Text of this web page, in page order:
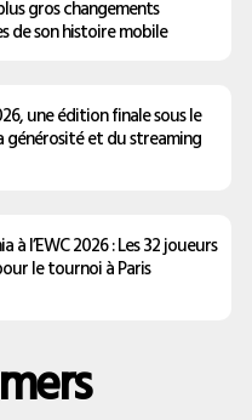
gros changements
de son histoire mobile
une édition finale sous le
générosité et du streaming
à l’EWC 2026 : Les 32 joueurs
le tournoi à Paris